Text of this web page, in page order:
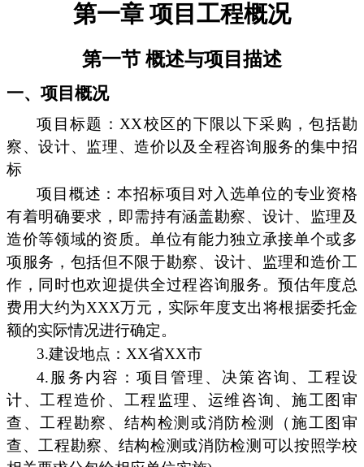
第一章 项目工程概况
第一节 概述与项目描述
一、项目概况
项目标题：XX校区的下限以下采购，包括勘
察、设计、监理、造价以及全程咨询服务的集中招
标
项目概述：本招标项目对入选单位的专业资格
有着明确要求，即需持有涵盖勘察、设计、监理及
造价等领域的资质。单位有能力独立承接单个或多
项服务，包括但不限于勘察、设计、监理和造价工
作，同时也欢迎提供全过程咨询服务。预估年度总
费用大约为XXX万元，实际年度支出将根据委托金
额的实际情况进行确定。
3.建设地点：XX省XX市
4.服务内容：项目管理、决策咨询、工程设
计、工程造价、工程监理、运维咨询、施工图审
查、工程勘察、结构检测或消防检测（施工图审
查、工程勘察、结构检测或消防检测可以按照学校